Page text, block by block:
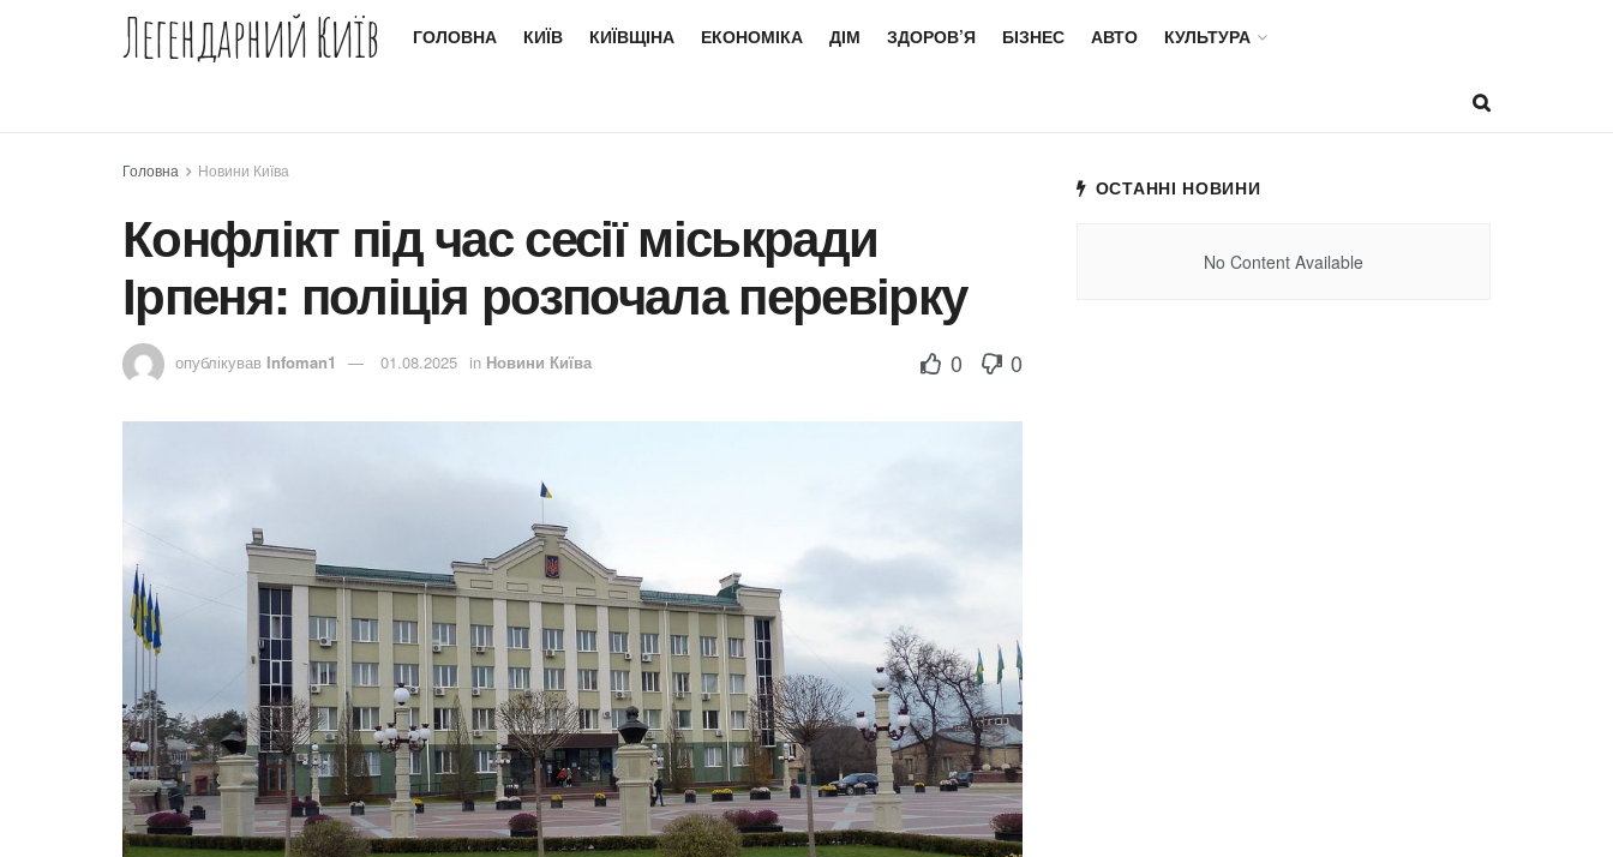
Легендарний Київ ГОЛОВНА КИЇВ КИЇВЩІНА ЕКОНОМІКА ДІМ ЗДОРОВ’Я БІЗНЕС АВТО КУЛЬТУРА
Головна Новини Київа
Конфлікт під час сесії міськради
Ірпеня: поліція розпочала перевірку
опублікував Infoman1 01.08.2025 in Новини Київа 0 0
ОСТАННІ НОВИНИ
No Content Available